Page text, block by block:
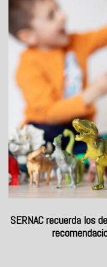
SERNAC recuerda los